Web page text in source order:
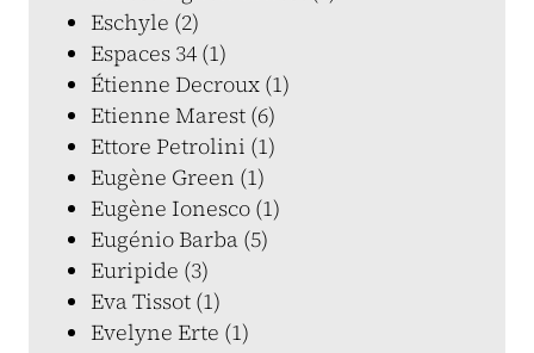
Eschyle (2)
Espaces 34 (1)
Étienne Decroux (1)
Etienne Marest (6)
Ettore Petrolini (1)
Eugène Green (1)
Eugène Ionesco (1)
Eugénio Barba (5)
Euripide (3)
Eva Tissot (1)
Evelyne Erte (1)